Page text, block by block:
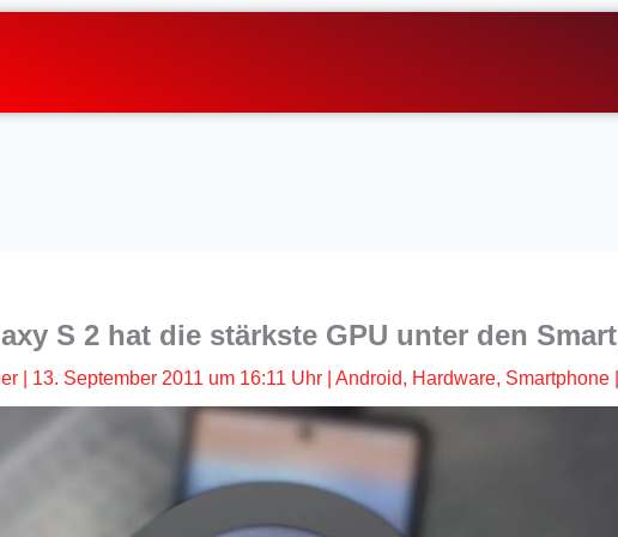
S 2 hat die stärkste GPU unter den
13. September 2011 um 16:11 Uhr Android, Hardware, Smartphone